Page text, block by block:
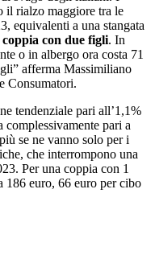
il rialzo maggiore tra le
equivalenti a una stangata
con due figli. In
o in albergo ora costa 71
afferma Massimiliano
Consumatori.
tendenziale pari all’1,1%
pari a
se ne vanno solo per i
che interrompono una
Per una coppia con 1
186 euro, 66 euro per cibo